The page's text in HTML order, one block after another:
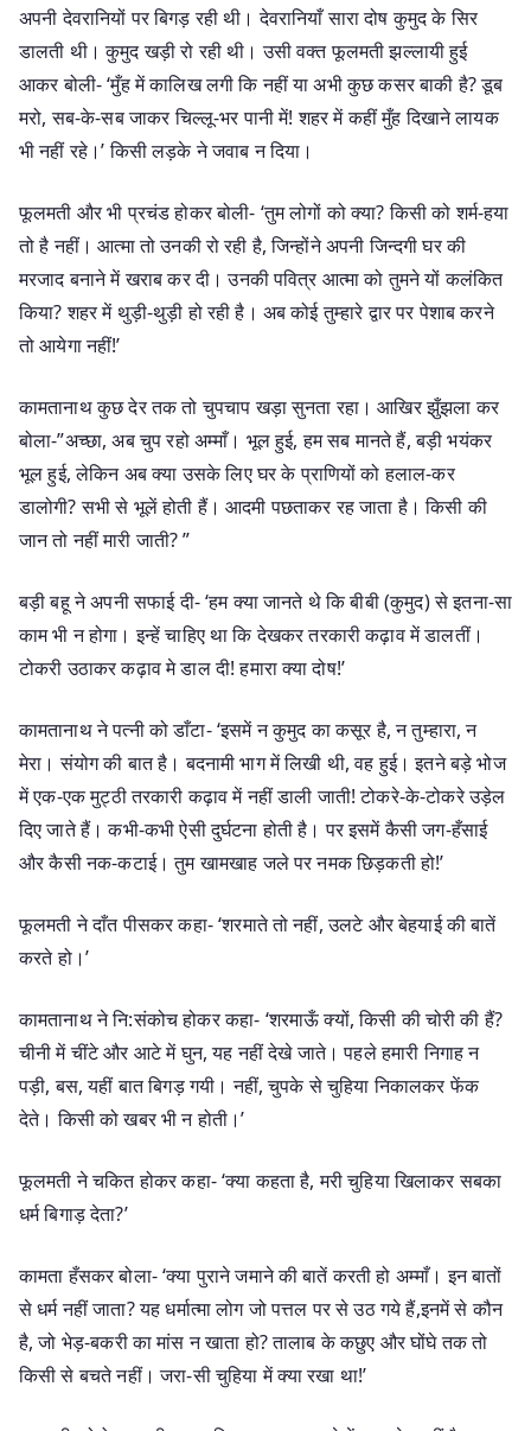
अपनी देवरानियों पर बिगड़ रही थी। देवरानियाँ सारा दोष कुमुद के सिर
डालती थी। कुमुद खड़ी रो रही थी। उसी वक्त फूलमती झल्लायी हुई
आकर बोली- ‘मुँह में कालिख लगी कि नहीं या अभी कुछ कसर बाकी है? डूब
मरो, सब-के-सब जाकर चिल्लू-भर पानी में! शहर में कहीं मुँह दिखाने लायक
भी नहीं रहे।’ किसी लड़के ने जवाब न दिया।
फूलमती और भी प्रचंड होकर बोली- ‘तुम लोगों को क्या? किसी को शर्म-हया
तो है नहीं। आत्मा तो उनकी रो रही है, जिन्होंने अपनी जिन्दगी घर की
मरजाद बनाने में खराब कर दी। उनकी पवित्र आत्मा को तुमने यों कलंकित
किया? शहर में थुड़ी-थुड़ी हो रही है। अब कोई तुम्हारे द्वार पर पेशाब करने
तो आयेगा नहीं!’
कामतानाथ कुछ देर तक तो चुपचाप खड़ा सुनता रहा। आखिर झुँझला कर
बोला-”अच्छा, अब चुप रहो अम्माँ। भूल हुई, हम सब मानते हैं, बड़ी भयंकर
भूल हुई, लेकिन अब क्या उसके लिए घर के प्राणियों को हलाल-कर
डालोगी? सभी से भूलें होती हैं। आदमी पछताकर रह जाता है। किसी की
जान तो नहीं मारी जाती? ”
बड़ी बहू ने अपनी सफाई दी- ‘हम क्या जानते थे कि बीबी (कुमुद) से इतना-सा
काम भी न होगा। इन्हें चाहिए था कि देखकर तरकारी कढ़ाव में डालतीं।
टोकरी उठाकर कढ़ाव मे डाल दी! हमारा क्या दोष!’
कामतानाथ ने पत्नी को डाँटा- ‘इसमें न कुमुद का कसूर है, न तुम्हारा, न
मेरा। संयोग की बात है। बदनामी भाग में लिखी थी, वह हुई। इतने बड़े भोज
में एक-एक मुट्ठी तरकारी कढ़ाव में नहीं डाली जाती! टोकरे-के-टोकरे उड़ेल
दिए जाते हैं। कभी-कभी ऐसी दुर्घटना होती है। पर इसमें कैसी जग-हँसाई
और कैसी नक-कटाई। तुम खामखाह जले पर नमक छिड़कती हो!’
फूलमती ने दाँत पीसकर कहा- ‘शरमाते तो नहीं, उलटे और बेहयाई की बातें
करते हो।’
कामतानाथ ने नि:संकोच होकर कहा- ‘शरमाऊँ क्यों, किसी की चोरी की हैं?
चीनी में चींटे और आटे में घुन, यह नहीं देखे जाते। पहले हमारी निगाह न
पड़ी, बस, यहीं बात बिगड़ गयी। नहीं, चुपके से चुहिया निकालकर फेंक
देते। किसी को खबर भी न होती।’
फूलमती ने चकित होकर कहा- ‘क्या कहता है, मरी चुहिया खिलाकर सबका
धर्म बिगाड़ देता?’
कामता हँसकर बोला- ‘क्या पुराने जमाने की बातें करती हो अम्माँ। इन बातों
से धर्म नहीं जाता? यह धर्मात्मा लोग जो पत्तल पर से उठ गये हैं,इनमें से कौन
है, जो भेड़-बकरी का मांस न खाता हो? तालाब के कछुए और घोंघे तक तो
किसी से बचते नहीं। जरा-सी चुहिया में क्या रखा था!’